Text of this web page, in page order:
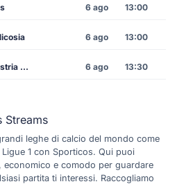
6 ago 13:00
6 ago 13:00
Beitar Gerusalemme vs FK Austria Wien 6 ago 13:30
Streams
leghe di calcio del mondo come
1 con Sporticos. Qui puoi
e comodo per guardare
partita ti interessi. Raccogliamo